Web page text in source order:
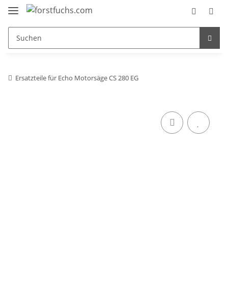
Ersatzteile für Echo Motorsäge CS 280 EG